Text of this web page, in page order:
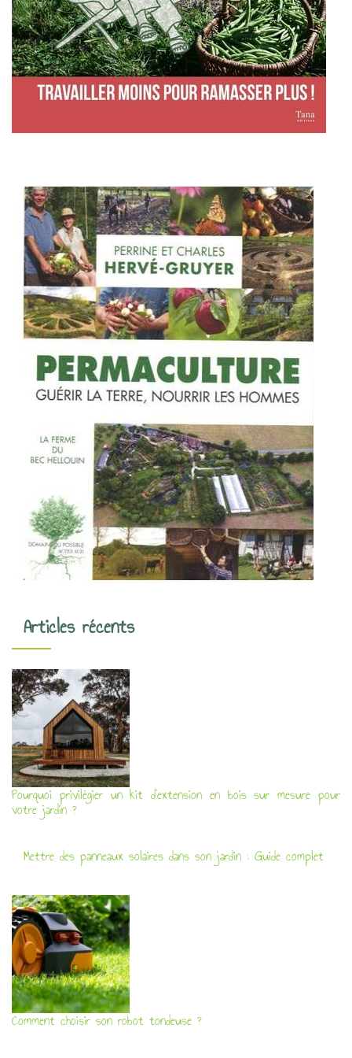
Articles récents
Pourquoi privilégier un kit d’extension en bois sur mesure pour
votre jardin ?
Mettre des panneaux solaires dans son jardin : Guide complet
Comment choisir son robot tondeuse ?